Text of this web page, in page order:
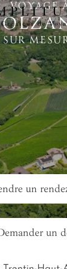
VOYAGE
SUR
un
un